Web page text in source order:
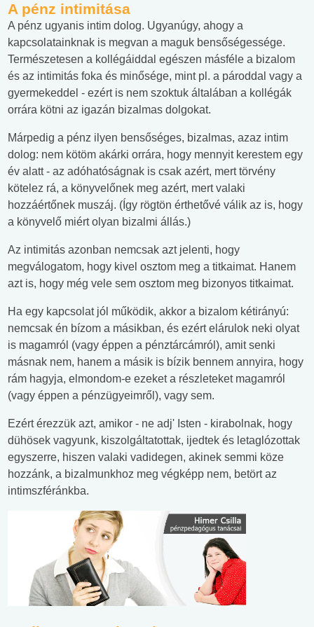
A pénz intimitása
A pénz ugyanis intim dolog. Ugyanúgy, ahogy a
kapcsolatainknak is megvan a maguk bensőségessége.
Természetesen a kollégáiddal egészen másféle a bizalom
és az intimitás foka és minősége, mint pl. a pároddal vagy a
gyermekeddel - ezért is nem szoktuk általában a kollégák
orrára kötni az igazán bizalmas dolgokat.
Márpedig a pénz ilyen bensőséges, bizalmas, azaz intim
dolog: nem kötöm akárki orrára, hogy mennyit kerestem egy
év alatt - az adóhatóságnak is csak azért, mert törvény
kötelez rá, a könyvelőnek meg azért, mert valaki
hozzáértőnek muszáj. (Így rögtön érthetővé válik az is, hogy
a könyvelő miért olyan bizalmi állás.)
Az intimitás azonban nemcsak azt jelenti, hogy
megválogatom, hogy kivel osztom meg a titkaimat. Hanem
azt is, hogy még vele sem osztom meg bizonyos titkaimat.
Ha egy kapcsolat jól működik, akkor a bizalom kétirányú:
nemcsak én bízom a másikban, és ezért elárulok neki olyat
is magamról (vagy éppen a pénztárcámról), amit senki
másnak nem, hanem a másik is bízik bennem annyira, hogy
rám hagyja, elmondom-e ezeket a részleteket magamról
(vagy éppen a pénzügyeimről), vagy sem.
Ezért érezzük azt, amikor - ne adj' Isten - kirabolnak, hogy
dühösek vagyunk, kiszolgáltatottak, ijedtek és letaglózottak
egyszerre, hiszen valaki vadidegen, akinek semmi köze
hozzánk, a bizalmunkhoz meg végképp nem, betört az
intimszféránkba.